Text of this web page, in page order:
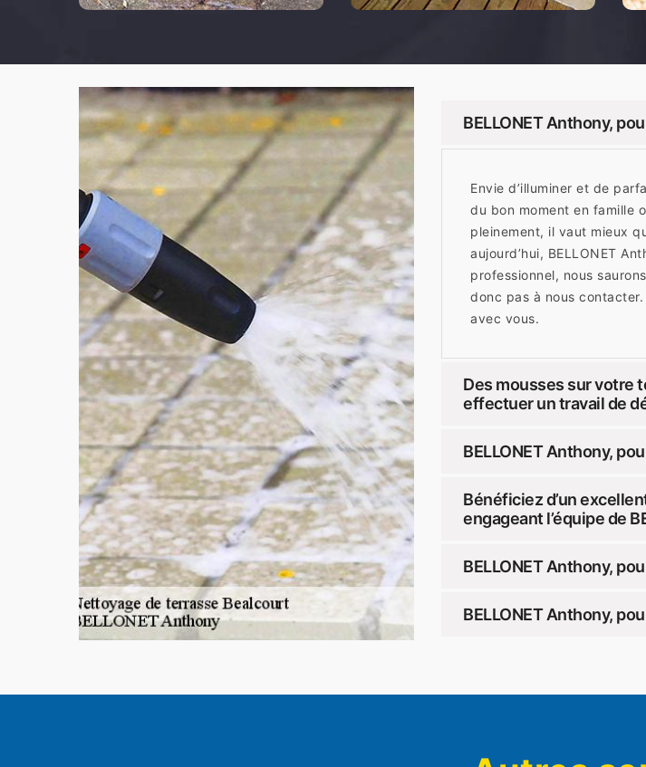
BELLONET Anthony,
Envie d’illuminer et de
du bon moment en famille
pleinement, il vaut mieux
aujourd’hui, BELLONET
professionnel, nous
donc pas à nous
avec vous.
Des mousses sur votre
effectuer un travail de
BELLONET Anthony,
Bénéficiez d’un
engageant l’équipe de
BELLONET Anthony,
BELLONET Anthony,